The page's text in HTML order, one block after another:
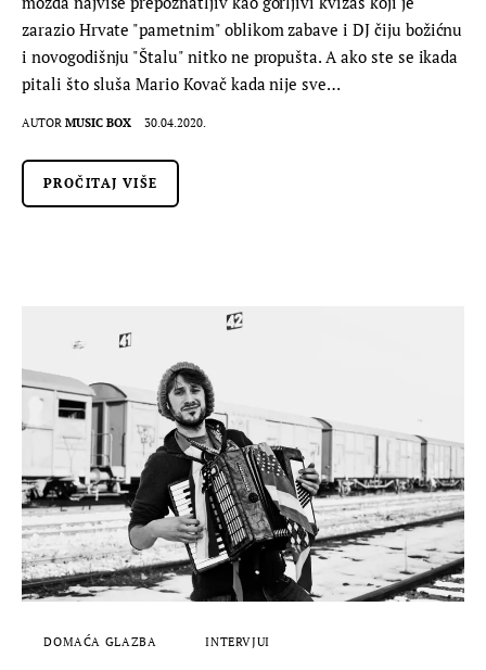
zarazio Hrvate "pametnim" oblikom zabave i DJ čiju božićnu
i novogodišnju "Štalu" nitko ne propušta. A ako ste se ikada
pitali što sluša Mario Kovač kada nije sve…
AUTOR MUSIC BOX 30.04.2020.
PROČITAJ VIŠE
DOMAĆA GLAZBA INTERVJUI